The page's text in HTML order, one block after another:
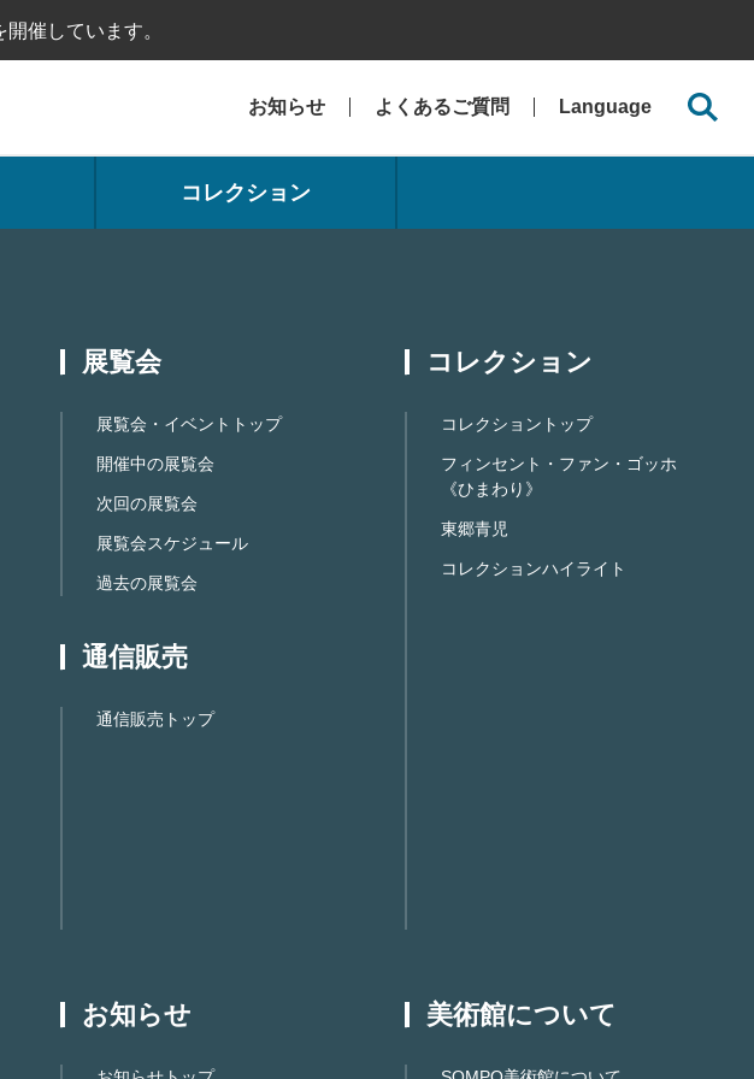
開催しています。
お知らせ よくあるご質問 Language
コレクション
展覧会
展覧会・イベントトップ
開催中の展覧会
次回の展覧会
展覧会スケジュール
過去の展覧会
通信販売
通信販売トップ
コレクション
コレクショントップ
フィンセント・ファン・ゴッホ
《ひまわり》
東郷青児
コレクションハイライト
お知らせ 美術館について